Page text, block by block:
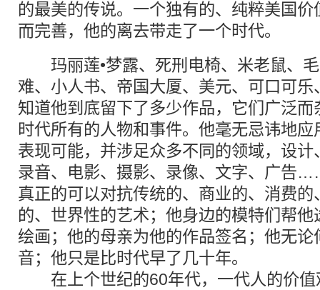
的最美的传说。一个独有的、纯粹美国
而完善，他的离去带走了一个时代。
玛丽莲•梦露、死刑电椅、米老鼠、毛
难、小人书、帝国大厦、美元、可口可
知道他到底留下了多少作品，它们广泛
时代所有的人物和事件。他毫无忌讳地
表现可能，并涉足众多不同的领域，设
录音、电影、摄影、录像、文字、广告
真正的可以对抗传统的、商业的、消费
的、世界性的艺术；他身边的模特们帮
绘画；他的母亲为他的作品签名；他无
音；他只是比时代早了几十年。
在上个世纪的60年代，一代人的价值